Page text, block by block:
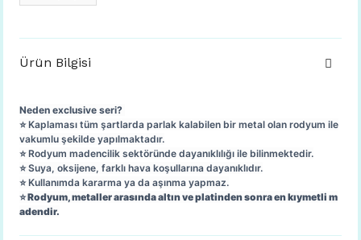
Ürün Bilgisi
Neden exclusive seri?
⭐️ Kaplaması tüm şartlarda parlak kalabilen bir metal olan rodyum ile
vakumlu şekilde yapılmaktadır.
⭐️ Rodyum madencilik sektöründe dayanıklılığı ile bilinmektedir.
⭐️ Suya, oksijene, farklı hava koşullarına dayanıklıdır.
⭐️ Kullanımda kararma ya da aşınma yapmaz.
⭐️ Rodyum, metaller arasında altın ve platinden sonra en kıymetli m
adendir.